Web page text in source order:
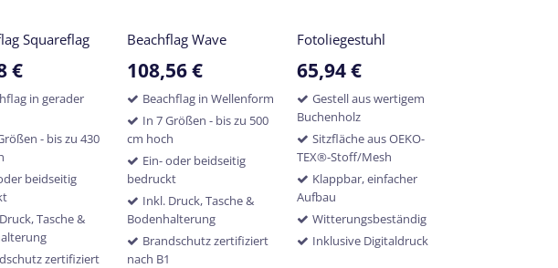
Squareflag
€
in gerader
- bis zu 430
beidseitig
Tasche &
zertifiziert
Beachflag Wave
108,56€
Beachflag in Wellenform
In 7 Größen - bis zu 500
cm hoch
Ein- oder beidseitig
bedruckt
Inkl. Druck, Tasche &
Bodenhalterung
Brandschutz zertifiziert
nach B1
Fotoliegestuhl
65,94€
Gestell aus wertigem
Buchenholz
Sitzfläche aus OEKO-
TEX®-Stoff/Mesh
Klappbar, einfacher
Aufbau
Witterungsbeständig
Inklusive Digitaldruck